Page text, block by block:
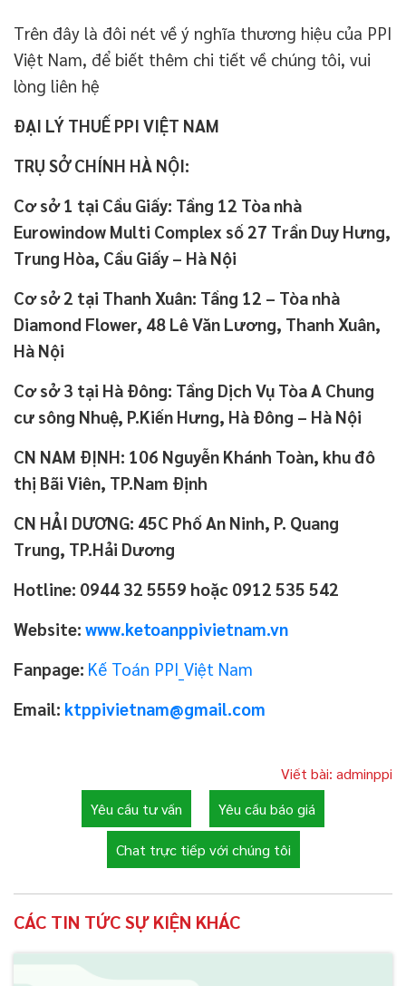
Trên đây là đôi nét về ý nghĩa thương hiệu của PPI
Việt Nam, để biết thêm chi tiết về chúng tôi, vui
lòng liên hệ
ĐẠI LÝ THUẾ PPI VIỆT NAM
TRỤ SỞ CHÍNH HÀ NỘI:
Cơ sở 1 tại Cầu Giấy: Tầng 12 Tòa nhà
Eurowindow Multi Complex số 27 Trần Duy Hưng,
Trung Hòa, Cầu Giấy – Hà Nội
Cơ sở 2 tại Thanh Xuân: Tầng 12 – Tòa nhà
Diamond Flower, 48 Lê Văn Lương, Thanh Xuân,
Hà Nội
Cơ sở 3 tại Hà Đông: Tầng Dịch Vụ Tòa A Chung
cư sông Nhuệ, P.Kiến Hưng, Hà Đông – Hà Nội
CN NAM ĐỊNH: 106 Nguyễn Khánh Toàn, khu đô
thị Bãi Viên, TP.Nam Định
CN HẢI DƯƠNG: 45C Phố An Ninh, P. Quang
Trung, TP.Hải Dương
Hotline: 0944 32 5559 hoặc 0912 535 542
Website: www.ketoanppivietnam.vn
Fanpage: Kế Toán PPI_Việt Nam
Email: ktppivietnam@gmail.com
Viết bài: adminppi
Yêu cầu tư vấn
Yêu cầu báo giá
Chat trực tiếp với chúng tôi
CÁC TIN TỨC SỰ KIỆN KHÁC